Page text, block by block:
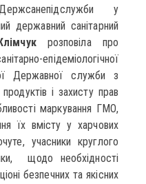
у
державний санітарний
розповіла про
епідеміологічної
Державної служби з
і захисту прав
маркування ГМО,
їх вмісту у харчових
учасники круглого
щодо необхідності
безпечних та якісних